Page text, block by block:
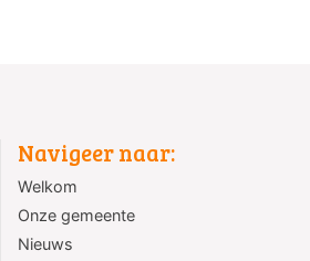
Navigeer naar:
Welkom
Onze gemeente
Nieuws